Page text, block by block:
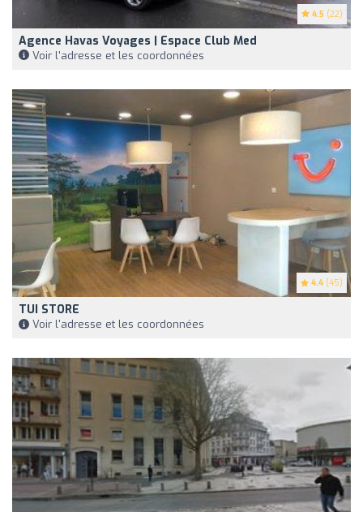
4.5 (22)
Agence Havas Voyages | Espace Club Med
Voir l'adresse et les coordonnées
4.4 (45)
TUI STORE
Voir l'adresse et les coordonnées